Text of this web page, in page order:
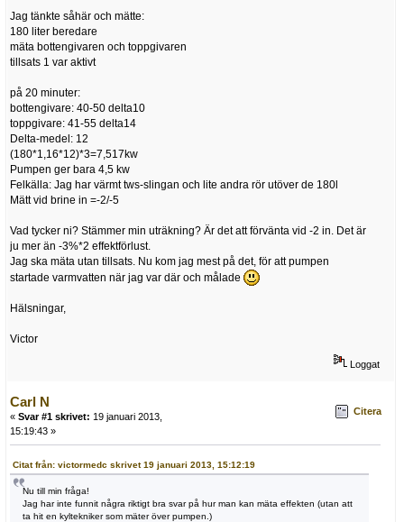
Jag tänkte såhär och mätte:
180 liter beredare
mäta bottengivaren och toppgivaren
tillsats 1 var aktivt
på 20 minuter:
bottengivare: 40-50 delta10
toppgivare: 41-55 delta14
Delta-medel: 12
(180*1,16*12)*3=7,517kw
Pumpen ger bara 4,5 kw
Felkälla: Jag har värmt tws-slingan och lite andra rör utöver de 180l
Mätt vid brine in =-2/-5
Vad tycker ni? Stämmer min uträkning? Är det att förvänta vid -2 in. Det är
ju mer än -3%*2 effektförlust.
Jag ska mäta utan tillsats. Nu kom jag mest på det, för att pumpen
startade varmvatten när jag var där och målade
Hälsningar,
Victor
Loggat
Carl N
« Svar #1 skrivet: 19 januari 2013,
15:19:43 »
Citera
Citat från: victormedc skrivet 19 januari 2013, 15:12:19
Nu till min fråga!
Jag har inte funnit några riktigt bra svar på hur man kan mäta effekten (utan att
ta hit en kyltekniker som mäter över pumpen.)